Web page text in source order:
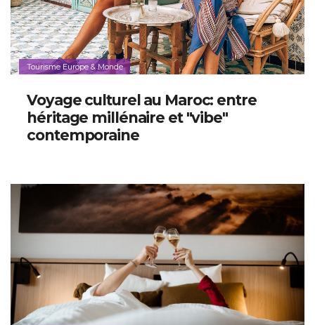
Tourisme Europe & Monde
Voyage culturel au Maroc: entre
héritage millénaire et "vibe"
contemporaine